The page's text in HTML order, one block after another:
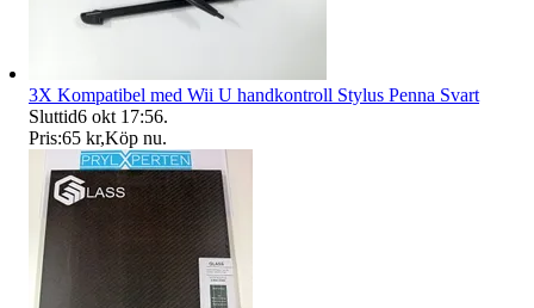
3X Kompatibel med Wii U handkontroll Stylus Penna Svart
Sluttid6 okt 17:56.
Pris:65 kr,Köp nu.